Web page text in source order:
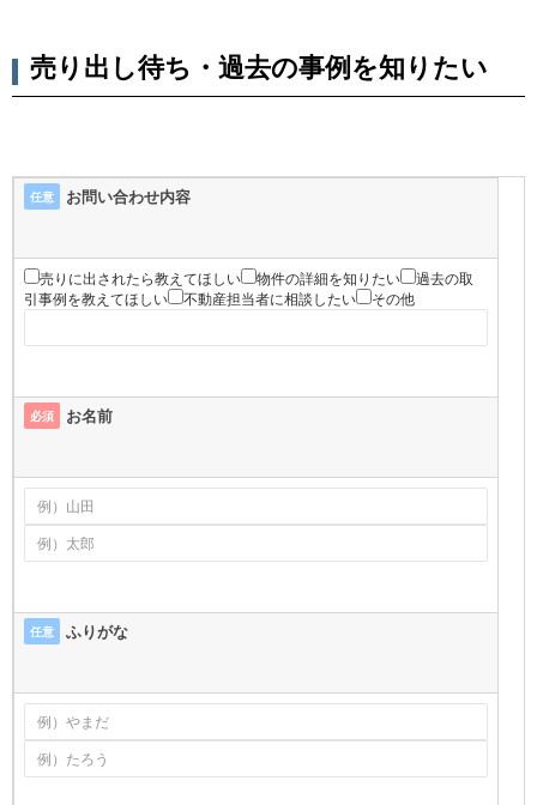
売り出し待ち・過去の事例を知りたい
任意 お問い合わせ内容
売りに出されたら教えてほしい 物件の詳細を知りたい
過去の取
引事例を教えてほしい
不動産担当者に相談したい その他
必須 お名前
任意 ふりがな